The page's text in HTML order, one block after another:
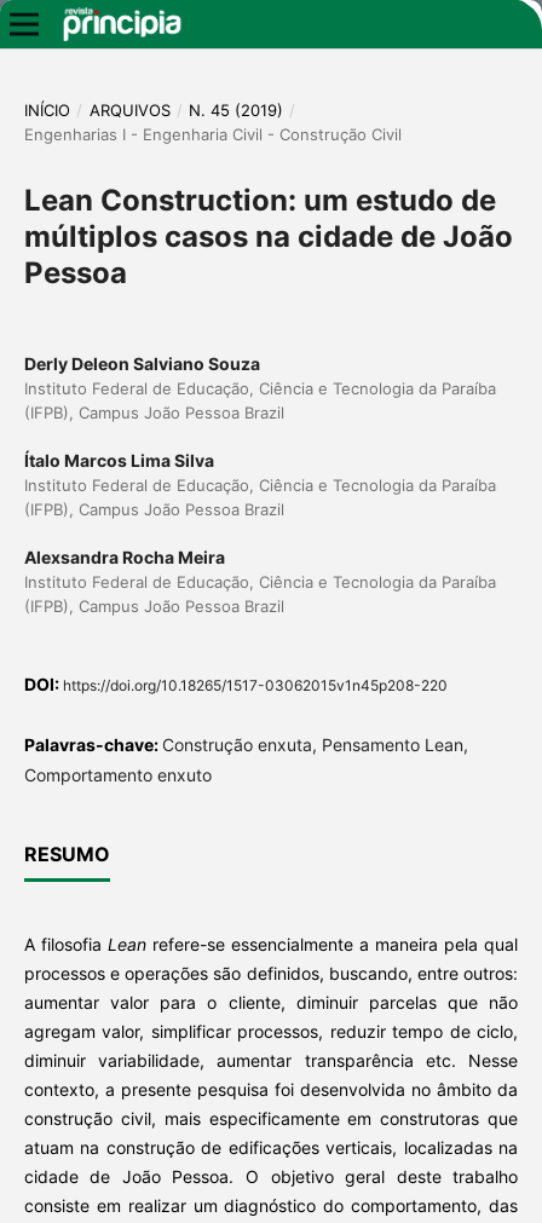
INÍCIO / ARQUIVOS / N. 45 (2019) /
Engenharias I - Engenharia Civil - Construção Civil
Lean Construction: um estudo de
múltiplos casos na cidade de João
Pessoa
Derly Deleon Salviano Souza
Instituto Federal de Educação, Ciência e Tecnologia da Paraíba
(IFPB), Campus João Pessoa Brazil
Ítalo Marcos Lima Silva
Instituto Federal de Educação, Ciência e Tecnologia da Paraíba
(IFPB), Campus João Pessoa Brazil
Alexsandra Rocha Meira
Instituto Federal de Educação, Ciência e Tecnologia da Paraíba
(IFPB), Campus João Pessoa Brazil
DOI: https://doi.org/10.18265/1517-03062015v1n45p208-220
Palavras-chave: Construção enxuta, Pensamento Lean,
Comportamento enxuto
RESUMO
A filosofia Leanrefere-se essencialmente a maneira pela qual
processos e operações são definidos, buscando, entre outros:
aumentar valor para o cliente, diminuir parcelas que não
agregam valor, simplificar processos, reduzir tempo de ciclo,
diminuir variabilidade, aumentar transparência etc. Nesse
contexto, a presente pesquisa foi desenvolvida no âmbito da
construção civil, mais especificamente em construtoras que
atuam na construção de edificações verticais, localizadas na
cidade de João Pessoa. O objetivo geral deste trabalho
consiste em realizar um diagnóstico do comportamento, das